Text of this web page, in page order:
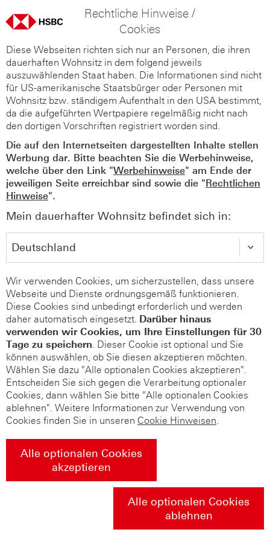
Rechtliche Hinweise /
Cookies
Diese Webseiten richten sich nur an Personen, die ihren
dauerhaften Wohnsitz in dem folgend jeweils
auszuwählenden Staat haben. Die Informationen sind nicht
für US-amerikanische Staatsbürger oder Personen mit
Wohnsitz bzw. ständigem Aufenthalt in den USA bestimmt,
da die aufgeführten Wertpapiere regelmäßig nicht nach
den dortigen Vorschriften registriert worden sind.
Die auf den Internetseiten dargestellten Inhalte stellen
Werbung dar. Bitte beachten Sie die Werbehinweise,
welche über den Link "Werbehinweise" am Ende der
jeweiligen Seite erreichbar sind sowie die "Rechtlichen
Hinweise".
Mein dauerhafter Wohnsitz befindet sich in:
Wir verwenden Cookies, um sicherzustellen, dass unsere
Webseite und Dienste ordnungsgemäß funktionieren.
Diese Cookies sind unbedingt erforderlich und werden
daher automatisch eingesetzt. Darüber hinaus
verwenden wir Cookies, um Ihre Einstellungen für 30
Tage zu speichern. Dieser Cookie ist optional und Sie
können auswählen, ob Sie diesen akzeptieren möchten.
Wählen Sie dazu "Alle optionalen Cookies akzeptieren".
Entscheiden Sie sich gegen die Verarbeitung optionaler
Cookies, dann wählen Sie bitte "Alle optionalen Cookies
ablehnen". Weitere Informationen zur Verwendung von
Cookies finden Sie in unseren Cookie Hinweisen.
Alle optionalen Cookies
akzeptieren
Alle optionalen Cookies
ablehnen